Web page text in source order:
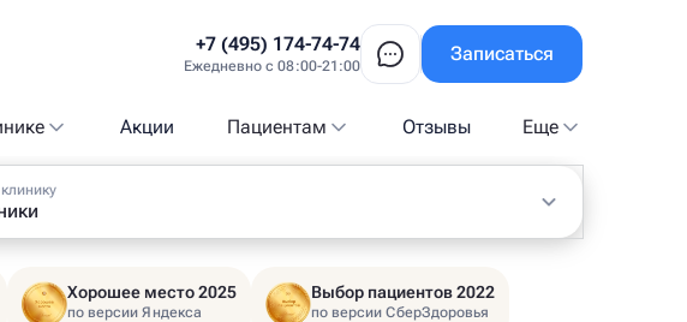
+7 (495) 174-74-74
Ежедневно с 08:00-21:00
Записаться
Акции Пациентам Отзывы Еще
Хорошее место 2025
по версии Яндекса
Выбор пациентов 2022
по версии СберЗдоровья